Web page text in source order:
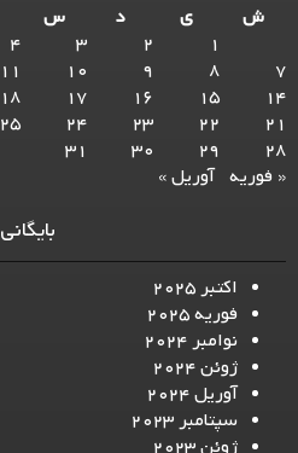
ش
ی د س
1
2
3
4
7
8
9
10
11
14
15
16
17
18
21
22
23
24
25
28
29
30
31
« فوریه آوریل »
بایگانی
اکتبر 2025
فوریه 2025
نوامبر 2024
ژوئن 2024
آوریل 2024
سپتامبر 2023
ژوئن 2023